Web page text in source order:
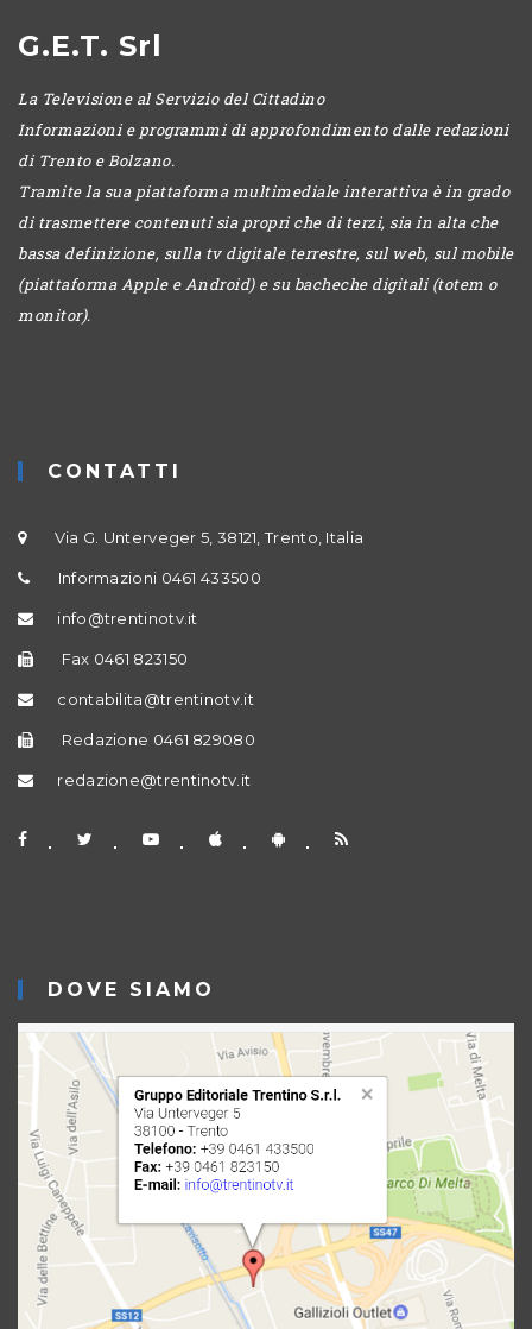
G.E.T. Srl
La Televisione al Servizio del Cittadino
Informazioni e programmi di approfondimento dalle redazioni
di Trento e Bolzano.
Tramite la sua piattaforma multimediale interattiva è in grado
di trasmettere contenuti sia propri che di terzi, sia in alta che
bassa definizione, sulla tv digitale terrestre, sul web, sul mobile
(piattaforma Apple e Android) e su bacheche digitali (totem o
monitor).
CONTATTI
Via G. Unterveger 5, 38121, Trento, Italia
Informazioni 0461 433500
info@trentinotv.it
Fax 0461 823150
contabilita@trentinotv.it
Redazione 0461 829080
redazione@trentinotv.it
DOVE SIAMO